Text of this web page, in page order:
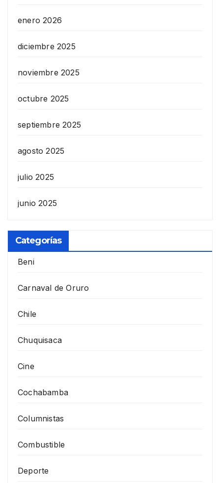
enero 2026
diciembre 2025
noviembre 2025
octubre 2025
septiembre 2025
agosto 2025
julio 2025
junio 2025
Categorías
Beni
Carnaval de Oruro
Chile
Chuquisaca
Cine
Cochabamba
Columnistas
Combustible
Deporte